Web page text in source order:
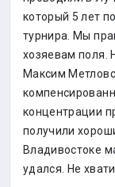
который 5 лет
турнира. Мы
хозяевам поля.
Максим
концентрации
получили
Владивостоке
удался. Не